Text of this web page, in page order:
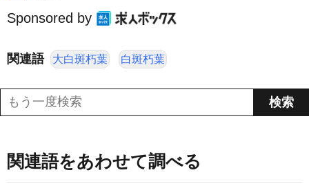
Sponsored by
関連語 大白斑朽葉 白斑朽葉
関連語をあわせて調べる